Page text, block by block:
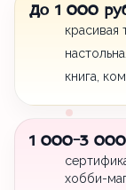
До 1 000
красивая
книга,
1 000-3 000
хобби-